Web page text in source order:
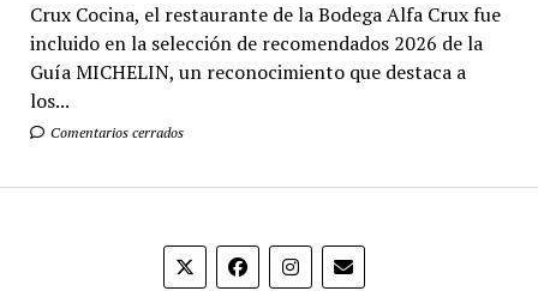
Crux Cocina, el restaurante de la Bodega Alfa Crux fue
incluido en la selección de recomendados 2026 de la
Guía MICHELIN, un reconocimiento que destaca a
los...
Comentarios cerrados